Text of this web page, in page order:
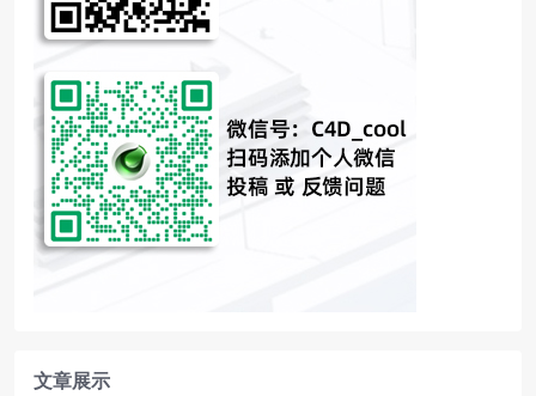
文章展示